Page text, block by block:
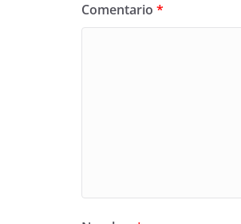
Comentario *